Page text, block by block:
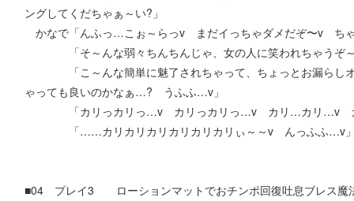
ングしてくだちゃぁ～い?」
かなで「んふっ…こぉ～らっv まだイっちゃダメだぞ〜v ち
「そ～んな弱々ちんちんじゃ、女の人に笑われちゃうぞ
「こ～んな簡単に魅了されちゃって、ちょっとお漏らしオ
ゃっても良いのかなぁ…? うふふ…v」
「カリっカリっ…v カリっカリっ…v カリ…カリ…v
「……カリカリカリカリカリカリぃ～～v んっふふ…v
■04 プレイ3 ローションマットでおチンポ回復吐息ブレス